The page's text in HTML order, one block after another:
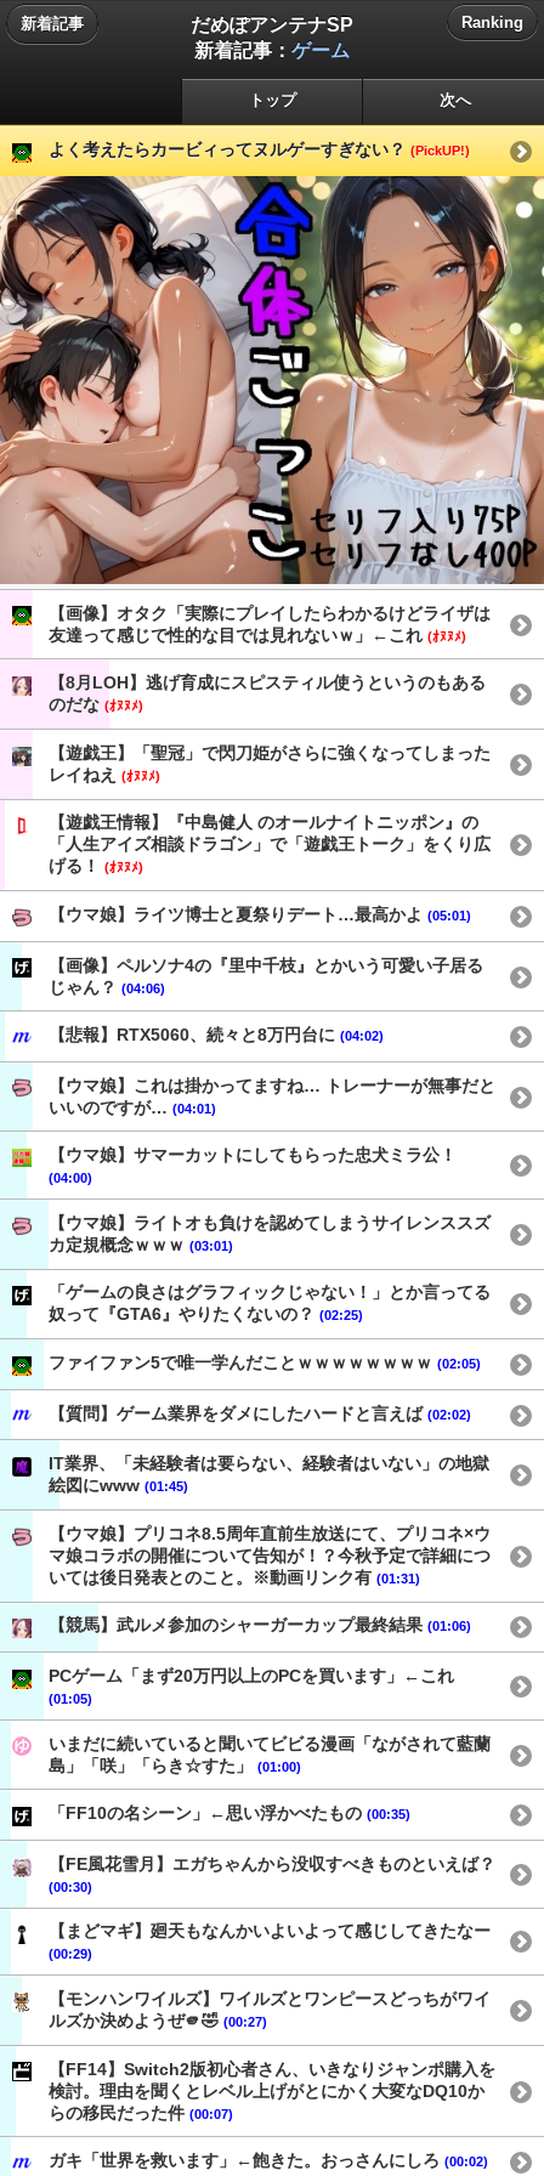
新着記事
だめぽアンテナSP
新着記事： ゲーム
Ranking
トップ 次へ
よく考えたらカービィってヌルゲーすぎない？ (PickUP!)
【画像】オタク「実際にプレイしたらわかるけどライザは
友達って感じで性的な目では見れないｗ」←これ (ｵﾇﾇﾒ)
【8月LOH】逃げ育成にスピスティル使うというのもある
のだな (ｵﾇﾇﾒ)
【遊戯王】「聖冠」で閃刀姫がさらに強くなってしまった
レイねえ
(ｵﾇﾇﾒ)
【遊戯王情報】『中島健人 のオールナイトニッポン』の
「人生アイズ相談ドラゴン」で「遊戯王トーク」をくり広
げる！
(ｵﾇﾇﾒ)
【ウマ娘】ライツ博士と夏祭りデート…最高かよ (05:01)
【画像】ペルソナ4の『里中千枝』とかいう可愛い子居る
じゃん？ (04:06)
【悲報】RTX5060、続々と8万円台に (04:02)
【ウマ娘】これは掛かってますね… トレーナーが無事だと
いいのですが… (04:01)
【ウマ娘】サマーカットにしてもらった忠犬ミラ公！
(04:00)
【ウマ娘】ライトオも負けを認めてしまうサイレンススズ
カ定規概念ｗｗｗ (03:01)
「ゲームの良さはグラフィックじゃない！」とか言ってる
奴って『GTA6』やりたくないの？ (02:25)
ファイファン5で唯一学んだことｗｗｗｗｗｗｗｗ (02:05)
【質問】ゲーム業界をダメにしたハードと言えば (02:02)
IT業界、「未経験者は要らない、経験者はいない」の地獄
絵図にwww (01:45)
【ウマ娘】プリコネ8.5周年直前生放送にて、プリコネ×ウ
マ娘コラボの開催について告知が！？今秋予定で詳細につ
いては後日発表とのこと。※動画リンク有 (01:31)
【競馬】武ルメ参加のシャーガーカップ最終結果 (01:06)
PCゲーム「まず20万円以上のPCを買います」←これ
(01:05)
いまだに続いていると聞いてビビる漫画「ながされて藍蘭
島」「咲」「らき☆すた」
(01:00)
「FF10の名シーン」←思い浮かべたもの (00:35)
【FE風花雪月】エガちゃんから没収すべきものといえば？
(00:30)
【まどマギ】廻天もなんかいよいよって感じしてきたなー
(00:29)
【モンハンワイルズ】ワイルズとワンピースどっちがワイ
ルズか決めようぜ🫵🤣 (00:27)
【FF14】Switch2版初心者さん、いきなりジャンポ購入を
検討。理由を聞くとレベル上げがとにかく大変なDQ10か
らの移民だった件 (00:07)
ガキ「世界を救います」←飽きた。おっさんにしろ (00:02)